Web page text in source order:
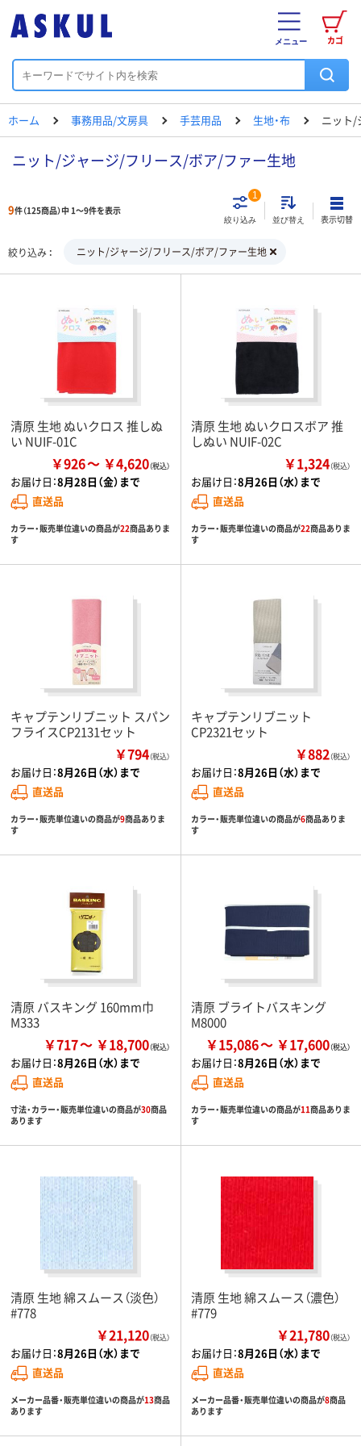
カゴ
メニュー
ホーム 事務用品/文房具 手芸用品 生地・布 ニット/
ニット/ジャージ/フリース/ボア/ファー生地
9件（125商品）中 1～9件を表示
絞り込み
1
並び替え 表示切替
絞り込み ニット/ジャージ/フリース/ボア/ファー生地
清原 生地 ぬいクロス 推しぬ
い NUIF-01C
￥926 ￥4,620
お届け日：8月28日（金）まで
直送品
カラー・販売単位違いの商品が22商品ありま
す
清原 生地 ぬいクロスボア 推
しぬい NUIF-02C
￥1,324（税込）
お届け日：8月26日（水）まで
直送品
カラー・販売単位違いの商品が22商品ありま
す
キャプテンリブニット スパン
フライスCP2131セット
￥794（税込）
お届け日：8月26日（水）まで
直送品
カラー・販売単位違いの商品が9商品ありま
す
キャプテンリブニット
CP2321セット
￥882（税込）
お届け日：8月26日（水）まで
直送品
カラー・販売単位違いの商品が6商品ありま
す
清原 バスキング 160mm巾
M333
￥717 ￥18,700
お届け日：8月26日（水）まで
直送品
寸法・カラー・販売単位違いの商品が30商品
あります
清原 ブライトバスキング
M8000
￥15,086 ￥17,600
お届け日：8月26日（水）まで
直送品
カラー・販売単位違いの商品が11商品ありま
す
清原 生地 綿スムース（淡色）
#778
￥21,120（税込）
お届け日：8月26日（水）まで
直送品
メーカー品番・販売単位違いの商品が13商品
あります
清原 生地 綿スムース（濃色）
#779
￥21,780（税込）
お届け日：8月26日（水）まで
直送品
メーカー品番・販売単位違いの商品が8商品
あります